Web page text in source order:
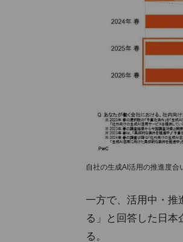
自社の生成AI活用の推進度
一方で、活用中・推
る」と回答した日本
る。